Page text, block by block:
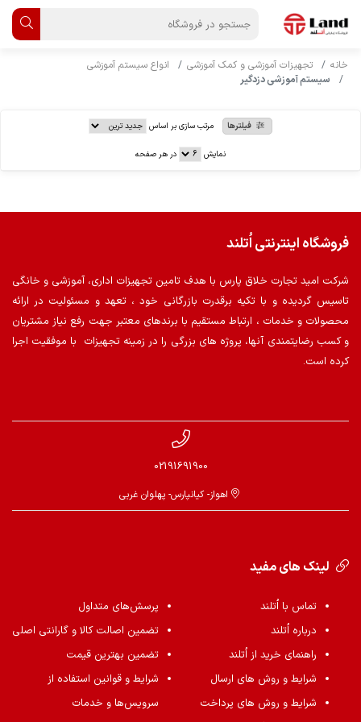
خانه تجهیزات آموزشی و کمک آموزشی
انواع سیستم آموزشی
سیستم آموزشی دزدگیر
فیلترها مرتب سازی بر اساس
نمایش در هر صفحه
فروشگاه اینترنتی اُتلند
شرکت امید تجارت خلاق پارس با هدف تامین تجهیزات اداری، آموزشی و خانگی
تاسیس گردیده و با تکیه برقدرت بازرگانی خود ، تعهد و مسئولیت در ارائه
محصولات و خدمات ، ارتباط مستقیم با برندهای معتبر جهت رفع نیاز مشتریان
و کسب رضایتمندی آنها، پروژه های بزرگی را در زمینه تجهیزات با موفقیت اجرا
کرده است.
02191691900
اهواز- کیانپارس- پهلوان غربی
لینک های مفید
تماس با اُتلند
درباره اُتلند
راهنمای خرید از اُتلند
شرایط و روش های ارسال
شرایط و روش های پرداخت
پرسش‌های متداول
تضمین اصالت کالا و گارانتی اصلی
تضمین بهترین قیمت
شرایط و قوانین استفاده از
سرویس‌ها و خدمات